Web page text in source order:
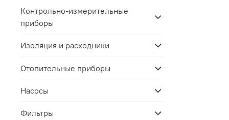
Контрольно-измерительные
приборы
Изоляция и расходники
Отопительные приборы
Насосы
Фильтры